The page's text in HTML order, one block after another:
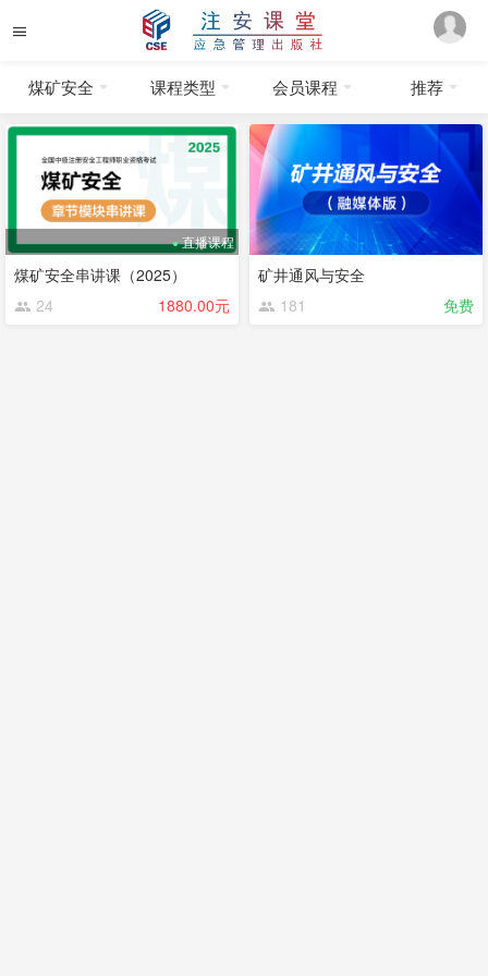
煤矿安全 课程类型 会员课程 推荐
直播课程
煤矿安全串讲课（2025）
24
1880.00元
矿井通风与安全
181
免费